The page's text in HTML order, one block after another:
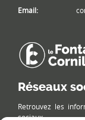
Email:
Réseaux
Retrouvez les
sociaux.